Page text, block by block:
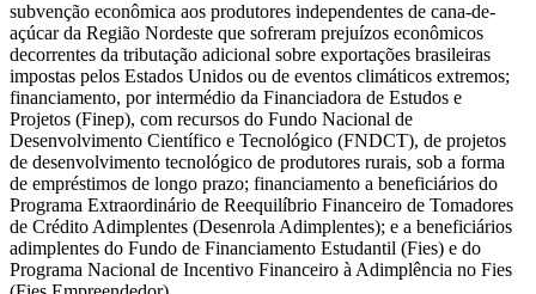
subvenção econômica aos produtores independentes de cana-de-
açúcar da Região Nordeste que sofreram prejuízos econômicos
decorrentes da tributação adicional sobre exportações brasileiras
impostas pelos Estados Unidos ou de eventos climáticos extremos;
financiamento, por intermédio da Financiadora de Estudos e
Projetos (Finep), com recursos do Fundo Nacional de
Desenvolvimento Científico e Tecnológico (FNDCT), de projetos
de desenvolvimento tecnológico de produtores rurais, sob a forma
de empréstimos de longo prazo; financiamento a beneficiários do
Programa Extraordinário de Reequilíbrio Financeiro de Tomadores
de Crédito Adimplentes (Desenrola Adimplentes); e a beneficiários
adimplentes do Fundo de Financiamento Estudantil (Fies) e do
Programa Nacional de Incentivo Financeiro à Adimplência no Fies